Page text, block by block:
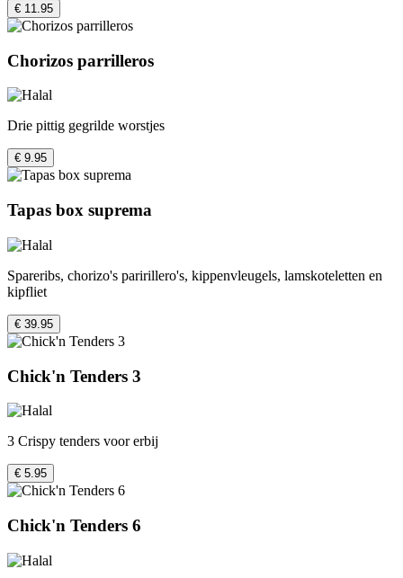
€ 11.95
Chorizos parrilleros
Drie pittig gegrilde worstjes
€ 9.95
Tapas box suprema
Spareribs, chorizo's paririllero's, kippenvleugels, lamskoteletten en
kipfliet
€ 39.95
Chick'n Tenders 3
3 Crispy tenders voor erbij
€ 5.95
Chick'n Tenders 6